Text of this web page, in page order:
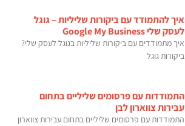
איך להתמודד עם ביקורות שליליות – גוגל
לעסק שלי Google My Business
איך מתמודדים עם ביקורות שליליות בגוגל לעסק שלי?
ביקורות גוגל
התמודדות עם פרסומים שליליים בתחום
עבירות צווארון לבן
התמודדות עם פרסומים שליליים בתחום עבירות צווארון